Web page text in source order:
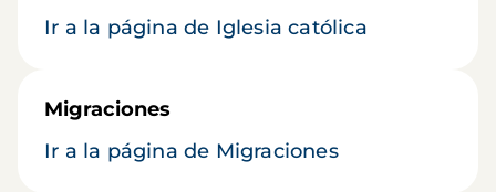
Ir a la página de Iglesia católica
Migraciones
Ir a la página de Migraciones